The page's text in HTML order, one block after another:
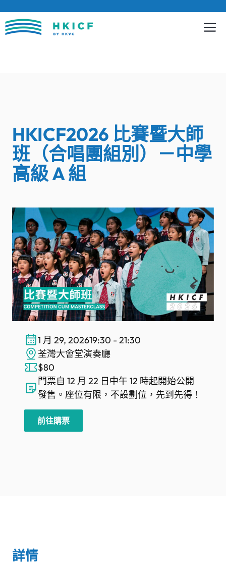
至
內
HKICF2026 比賽暨大師
班（合唱團組別）－中學
高級 A 組
1 月 29, 202619:30 - 21:30
荃灣大會堂演奏廳
$80
門票自 12 月 22 日中午 12 時起開始公開
發售。座位有限，不設劃位，先到先得！
前往購票
詳情